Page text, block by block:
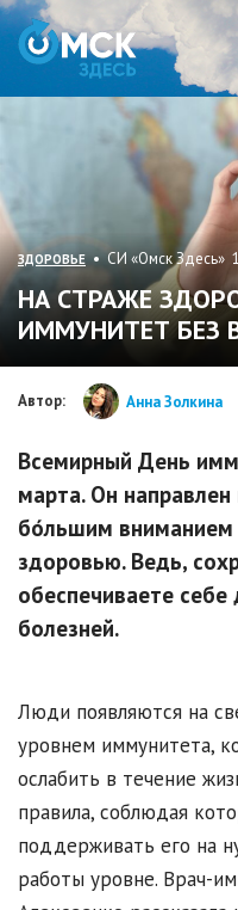
ЗДОРОВЬЕ• СИ «Омск Здесь»
НА СТРАЖЕ
ИММУНИТЕТ БЕЗ
Автор: Анна Золкина
Всемирный День
марта. Он
бо́льшим вниманием
здоровью. Ведь,
обеспечиваете
болезней.
Люди появляются на
уровнем иммунитета,
ослабить в течение
правила, соблюдая
поддерживать его на
работы уровне. Врач-